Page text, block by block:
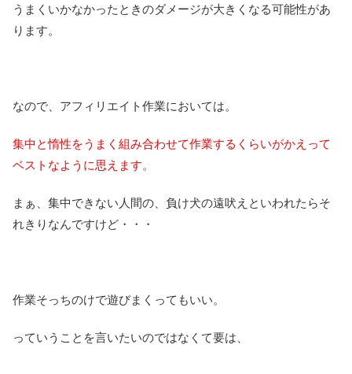
うまくいかなかったときのダメージが大きくなる可能性があ
ります。
なので、アフィリエイト作業においては。
集中と惰性をうまく組み合わせて作業するくらいがかえって
ベストなように思えます。
まぁ、集中できない人間の、負け犬の遠吠えといわれたらそ
れきりなんですけど・・・
作業そっちのけで遊びまくってもいい。
っていうことを言いたいのではなくて要は、